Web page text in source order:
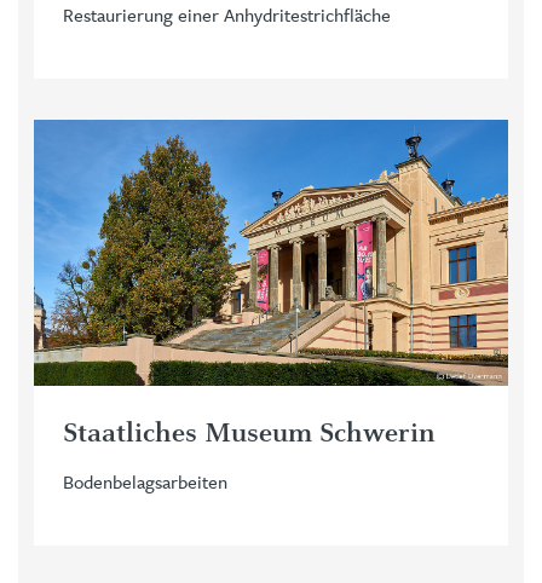
Restaurierung einer Anhydritestrichfläche
Staatliches Museum Schwerin
Bodenbelagsarbeiten